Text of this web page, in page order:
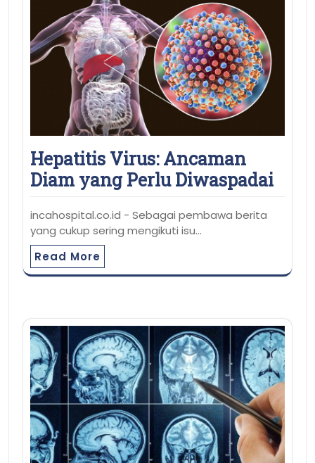
Hepatitis Virus: Ancaman
Diam yang Perlu Diwaspadai
incahospital.co.id - Sebagai pembawa berita
yang cukup sering mengikuti isu…
Read More